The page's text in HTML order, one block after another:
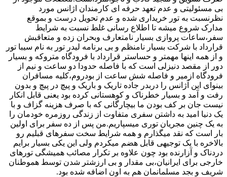
بی مسئولیتی و عدم تعهد حرفه ای کارمندان اژانس مورد
نظرنسبت به تور خریداری شده و عدم تحویل درست و بموقع
مدارک شروع میشه تا اطلاع رسانی غلط نسبت به شرایط
سفر،ساعات پروازی بسیار نامتعارف وبحران زده و متعاقبش
قرارداد با شرکت بسیار نامنظم و بی برنامه لیدر تور به نام سیبا تور
و از همه اینها مهمتر و حساستر قرارداد با فرودگاه متروکه و بسیار
دور از مقصد دنیزلی است که با فاصله حدودا دو ساعت و نیم از
فرودگاه ازمیر و فاصله شش ساعت از بودروم،کلیه مسافران
بینوای این آژانس را دربدر جاده تاریک و باریک و پیچ در پیچ و بدون
رفت و آمد و بسیار خطرناک و کوهستانی کرده بود یعنی قابل انکار
نیست جان بر کف بودن ما بیچارگانی که با صرف هزینه گزاف و با
یک دنیا امید به داشتن سفری متفاوت از زندگی روزمره خودمان را
به یک چنین مجریان توری میسپاریم.من پس از ده سفر برای اولین
بار است که نقد میگذارم و همه شرایط سخت سفرهای قبلیم رو
بالاخره با یک توجیهی قابل هضم میکردم ولی این یکی بسیار برایم
دردناک و آزارنده بود چون علاوه بر تکرار مصائب همیشگی تورهای
خارجی برای ایرانیان،بی مقدار و بی ارزشتر شدن توسط هموطنان
شریف و بجد مسلمانمان هم به اون اضافه شده بود.